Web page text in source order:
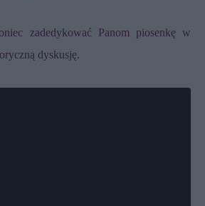
zadedykować Panom piosenkę w
dyskusję.